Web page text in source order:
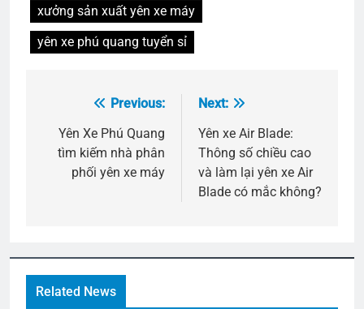
xưởng sản xuất yên xe máy
yên xe phú quang tuyển sỉ
hướng
Previous:
Yên Xe Phú Quang
tìm kiếm nhà phân
phối yên xe máy
Next:
Yên xe Air Blade:
Thông số chiều cao
và làm lại yên xe Air
Blade có mắc không?
Related News